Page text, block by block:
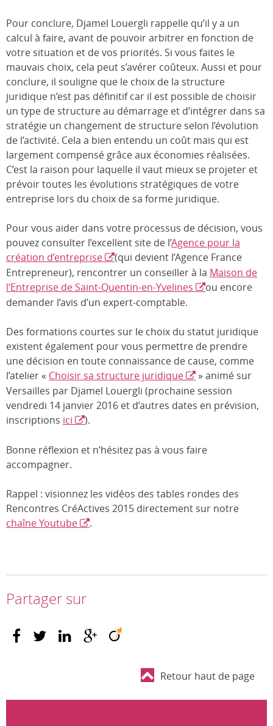
Pour conclure, Djamel Louergli rappelle qu’il y a un
calcul à faire, avant de pouvoir arbitrer en fonction de
votre situation et de vos priorités. Si vous faites le
mauvais choix, cela peut s’avérer coûteux. Aussi et pour
conclure, il souligne que le choix de la structure
juridique n’est pas définitif car il est possible de choisir
un type de structure au démarrage et d’intégrer dans sa
stratégie un changement de structure selon l’évolution
de l’activité. Cela a bien entendu un coût mais qui est
largement compensé grâce aux économies réalisées.
C’est la raison pour laquelle il vaut mieux se projeter et
prévoir toutes les évolutions stratégiques de votre
entreprise lors du choix de sa forme juridique.
Pour vous aider dans votre processus de décision, vous
pouvez consulter l’excellent site de l’Agence pour la
création d’entreprise
(qui devient l’Agence France
Entrepreneur), rencontrer un conseiller à la Maison de
l’Entreprise de Saint-Quentin-en-Yvelines
ou encore
demander l’avis d’un expert-comptable.
Des formations courtes sur le choix du statut juridique
existent également pour vous permettre de prendre
une décision en toute connaissance de cause, comme
l’atelier « Choisir sa structure juridique
» animé sur
Versailles par Djamel Louergli (prochaine session
vendredi 14 janvier 2016 et d’autres dates en prévision,
inscriptions ici ).
Bonne réflexion et n’hésitez pas à vous faire
accompagner.
Rappel : visionnez les vidéos des tables rondes des
Rencontres CréActives 2015 directement sur notre
chaîne Youtube
.
Partager sur
Retour haut de page